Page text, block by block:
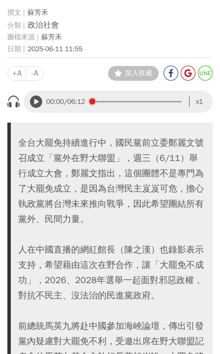
蘇芳禾
政治社會
蘇芳禾
2025-06-11 11:55
+A -A 加入收藏
00:00/06:12 x1
全台大罷免持續進行中，國民黨前立委鄭麗文號
召成立「黨外在野大聯盟」，週三（6/11）舉
行成立大會，鄭麗文指出，這個團體不是專門為
了大罷免成立，是因為台灣民主岌岌可危，擔心
執政黨將台灣未來推向戰爭，因此希望團結所有
黨外、民間力量。
人在中國直播的網紅館長（陳之漢）也錄影表示
支持，希望藉由這次在野合作，讓「大罷免不成
功」，2026、2028年選舉一起面對邪惡政權，
對抗不民主、沒法治的民進黨政府。
前總統馬英九將赴中國參加海峽論壇，傳出引發
黨內疑慮對大罷免不利，受邀出席在野大聯盟記